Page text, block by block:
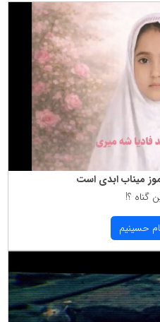
میناب ابدی است
گناه ؟!
حسینیم